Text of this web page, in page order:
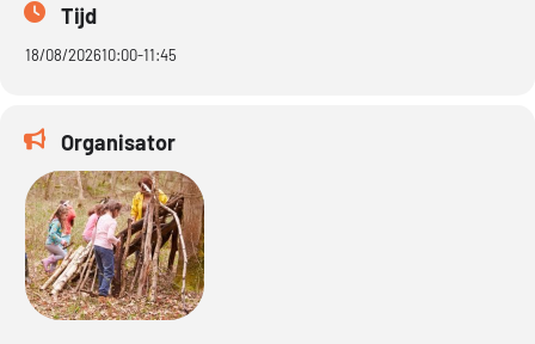
Tijd
18/08/202610:00-11:45
Organisator